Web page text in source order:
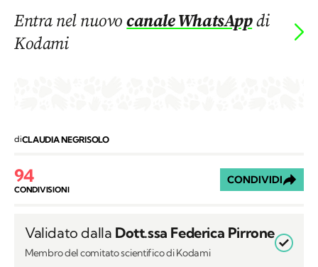
Entra nel nuovocanale WhatsAppdi
Kodami
Validato dalla Dott.ssa Federica Pirrone
Membro del comitato scientifico di Kodami